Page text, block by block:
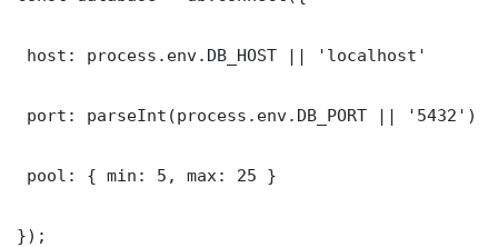
host: process.env.DB_HOST || 'localhost'
port: parseInt(process.env.DB_PORT || '5432')
pool: { min: 5, max: 25 }
});